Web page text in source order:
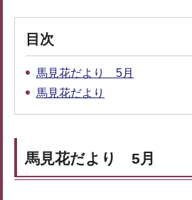
目次
馬見花だより 5月
馬見花だより
馬見花だより 5月